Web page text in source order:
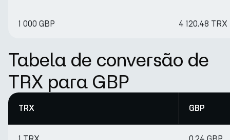
1 000 GBP 4 120.48 TRX
Tabela de conversão de
TRX para GBP
TRX GBP